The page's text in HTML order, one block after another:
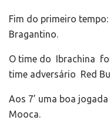
Fim do primeiro
Bragantino.
O time do Ibrachina
time adversário Red
Aos 7’ uma boa
Mooca.